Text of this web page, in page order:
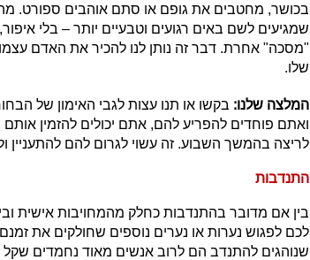
בכושר, מחטבים את גופם או סתם אוהבים ספורט.
שמגיעים לשם באים רגועים וטבעיים יותר – בלי
"מסכה" אחרת. דבר זה נותן לנו להכיר את האדם
שלו.
המלצה שלנו: בקשו או תנו עצות לגבי האימון של
ואתם פוחדים להפריע להם, אתם יכולים להזמין אותם
לריצה בהמשך השבוע. זה עשוי לגרום להם להתעניין
התנדבות
בין אם מדובר בהתנדבות כחלק מהמחויבות אישית
לכם לפגוש נערות או נערים נוספים שחולקים את
שנוהגים להתנדב הם לרוב אנשים מאוד נחמדים